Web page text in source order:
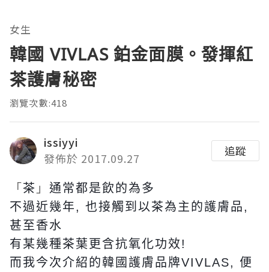
女生
韓國 VIVLAS 鉑金面膜。發揮紅
茶護膚秘密
瀏覽次數:418
issiyyi
發佈於 2017.09.27
追蹤
「茶 」
通常都是飲的為多
不過近幾年, 也接觸到以茶為主的護膚品,
甚至香水
有某幾種茶葉更含抗氧化功效!
而我今次介紹的韓國護膚品牌VIVLAS, 便